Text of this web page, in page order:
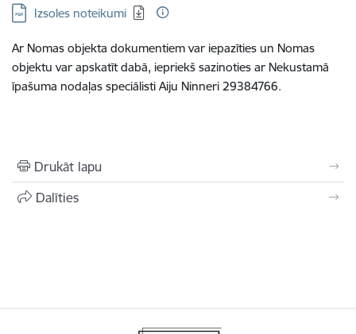
Lejupielādēt:
Izsoles noteikumi
Ar Nomas objekta dokumentiem var iepazīties un Nomas
objektu var apskatīt dabā, iepriekš sazinoties ar Nekustamā
īpašuma nodaļas speciālisti Aiju Ninneri 29384766.
Drukāt lapu
Dalīties